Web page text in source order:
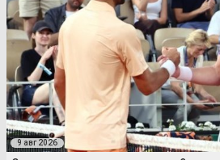
9 авг 2026